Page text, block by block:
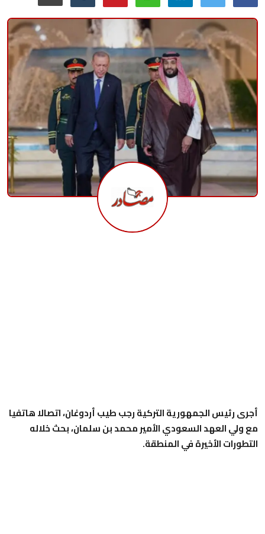
منوعات
حوادث وقضايا
عالمية
أجرى رئيس الجمهورية التركية رجب طيب أردوغان، اتصالا هاتفيا
مع ولي العهد السعودي الأمير محمد بن سلمان، بحث خلاله
التطورات الأخيرة في المنطقة.